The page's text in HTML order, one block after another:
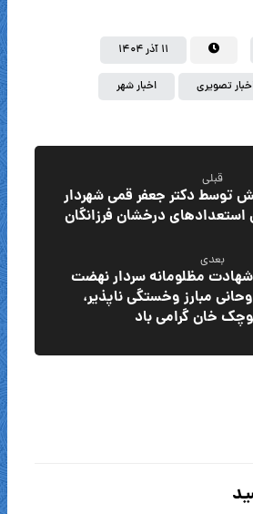
۱۱ آذر ۱۴۰۴
تصویری اخبار شهر
قبلی
توسط دکتر جعفر قمی شهردار
استعدادهای درخشان فرزانگان
بعدی
شهادت مظلومانه سردار نهضت
مبارز وخستگی ناپذیر،
خان گرامی باد